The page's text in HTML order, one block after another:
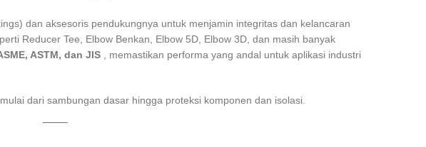
dan aksesoris pendukungnya untuk menjamin integritas dan kelancaran
Reducer Tee, Elbow Benkan, Elbow 5D, Elbow 3D, dan masih banyak
ASTM, dan JIS, memastikan performa yang andal untuk aplikasi industri
dari sambungan dasar hingga proteksi komponen dan isolasi.